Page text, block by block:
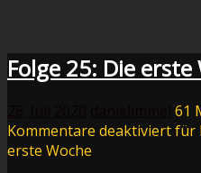
Folge 25: Die erste
61
Kommentare deaktiviertfür
erste Woche